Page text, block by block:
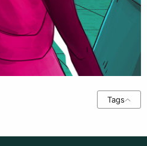
Tags